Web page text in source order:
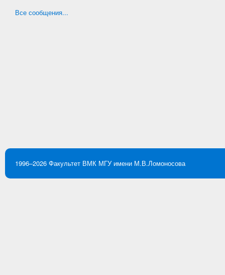
Все сообщения...
1996–2026 Факультет ВМК МГУ имени М.В.Ломоносова